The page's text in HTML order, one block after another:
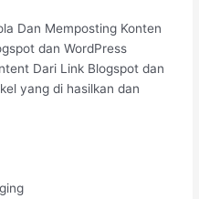
Dan Memposting Konten
dan WordPress
Dari Link Blogspot dan
yang di hasilkan dan